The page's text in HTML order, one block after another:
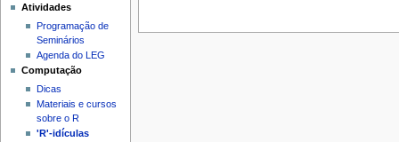
Atividades
Programação de
Seminários
Agenda do LEG
Computação
Dicas
Materiais e cursos
sobre o R
'R'-idículas